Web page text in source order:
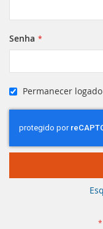
Senha
Permanecer logado